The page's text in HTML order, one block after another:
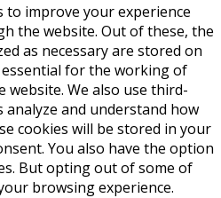
to improve your experience
the website. Out of these, the
as necessary are stored on
for the working of
We also use third-
and understand how
cookies will be stored in your
You also have the option
But opting out of some of
browsing experience.